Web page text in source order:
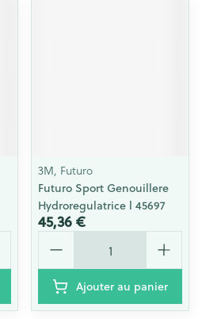
3M, Futuro
Futuro Sport Genouillere
Hydroregulatrice l 45697
45,36 €
Quantité
Ajouter au panier